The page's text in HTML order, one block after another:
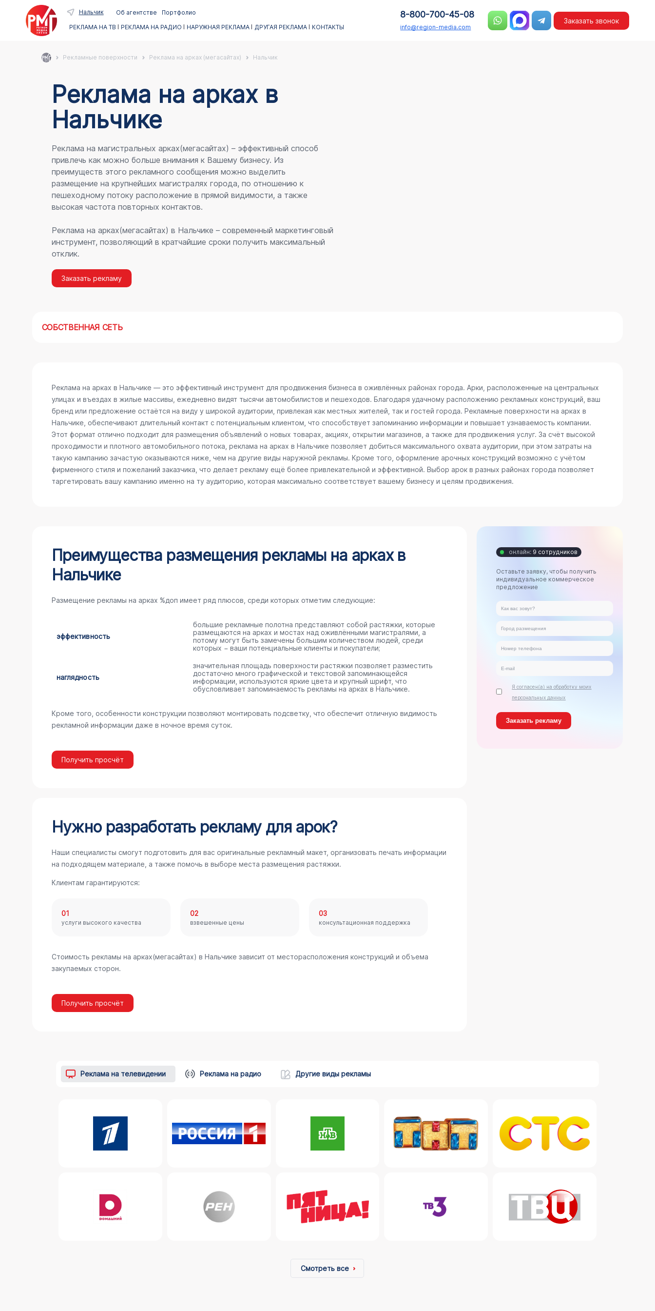
Нальчик Об агентстве
Портфолио
РЕКЛАМА НА ТВ
РЕКЛАМА НА РАДИО НАРУЖНАЯ РЕКЛАМА ДРУГАЯ РЕКЛАМА КОНТАКТЫ
8-800-700-45-08
info@region-media.com
Заказать звонок
Рекламные поверхности Реклама на арках (мегасайтах) Нальчик
Реклама на аркаx в
Нальчике
Реклама на магистральных арках(мегасайтах) – эффективный способ
привлечь как можно больше внимания к Вашему бизнесу. Из
преимуществ этого рекламного сообщения можно выделить
размещение на крупнейших магистралях города, по отношению к
пешеходному потоку расположение в прямой видимости, а также
высокая частота повторных контактов.
Реклама на арках(мегасайтах) в Нальчике – современный маркетинговый
инструмент, позволяющий в кратчайшие сроки получить максимальный
отклик.
Заказать рекламу
СОБСТВЕННАЯ СЕТЬ
Реклама на арках в Нальчике — это эффективный инструмент для продвижения бизнеса в оживлённых районах города. Арки, расположенные на центральных
улицах и въездах в жилые массивы, ежедневно видят тысячи автомобилистов и пешеходов. Благодаря удачному расположению рекламных конструкций, ваш
бренд или предложение остаётся на виду у широкой аудитории, привлекая как местных жителей, так и гостей города. Рекламные поверхности на арках в
Нальчике, обеспечивают длительный контакт с потенциальным клиентом, что способствует запоминанию информации и повышает узнаваемость компании.
Этот формат отлично подходит для размещения объявлений о новых товарах, акциях, открытии магазинов, а также для продвижения услуг. За счёт высокой
проходимости и плотного автомобильного потока, реклама на арках в Нальчике позволяет добиться максимального охвата аудитории, при этом затраты на
такую кампанию зачастую оказываются ниже, чем на другие виды наружной рекламы. Кроме того, оформление арочных конструкций возможно с учётом
фирменного стиля и пожеланий заказчика, что делает рекламу ещё более привлекательной и эффективной. Выбор арок в разных районах города позволяет
таргетировать вашу кампанию именно на ту аудиторию, которая максимально соответствует вашему бизнесу и целям продвижения.
Преимущества размещения рекламы на арках в
Нальчике
Размещение рекламы на арках %доп имеет ряд плюсов, среди которых отметим следующие:
эффективность
большие рекламные полотна представляют собой растяжки, которые
размещаются на арках и мостах над оживлёнными магистралями, а
потому могут быть замечены большим количеством людей, среди
которых − ваши потенциальные клиенты и покупатели;
наглядность
значительная площадь поверхности растяжки позволяет разместить
достаточно много графической и текстовой запоминающейся
информации, используются яркие цвета и крупный шрифт, что
обусловливает запоминаемость рекламы на арках в Нальчике.
Кроме того, особенности конструкции позволяют монтировать подсветку, что обеспечит отличную видимость
рекламной информации даже в ночное время суток.
Получить просчёт
Нужно разработать рекламу для арок?
Наши специалисты смогут подготовить для вас оригинальные рекламный макет, организовать печать информации
на подходящем материале, а также помочь в выборе места размещения растяжки.
Клиентам гарантируются:
01
услуги высокого качества
02
взвешенные цены
03
консультационная поддержка
Стоимость рекламы на арках(мегасайтах) в Нальчике зависит от месторасположения конструкций и объема
закупаемых сторон.
Получить просчёт
онлайн: 9 сотрудников
Оставьте заявку, чтобы получить
индивидуальное коммерческое
предложение
Я согласен(а) на обработку моих
персональных данных
Реклама на телевидении Реклама на радио Другие виды рекламы
Смотреть все